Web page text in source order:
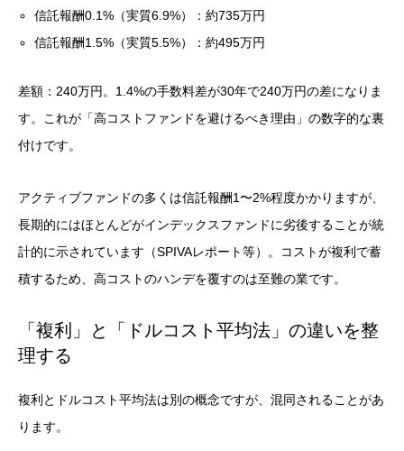
信託報酬0.1%（実質6.9%）：約735万円
信託報酬1.5%（実質5.5%）：約495万円
差額：240万円。1.4%の手数料差が30年で240万円の差になりま
す。これが「高コストファンドを避けるべき理由」の数字的な裏
付けです。
アクティブファンドの多くは信託報酬1〜2%程度かかりますが、
長期的にはほとんどがインデックスファンドに劣後することが統
計的に示されています（SPIVAレポート等）。コストが複利で蓄
積するため、高コストのハンデを覆すのは至難の業です。
「複利」と「ドルコスト平均法」の違いを整
理する
複利とドルコスト平均法は別の概念ですが、混同されることがあ
ります。